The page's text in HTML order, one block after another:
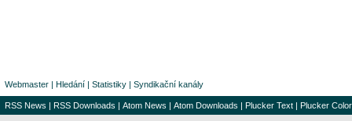
Webmaster | Hledání | Statistiky | Syndikační kanály
RSS News | RSS Downloads | Atom News | Atom Downloads | Plucker Text | Plucker Color